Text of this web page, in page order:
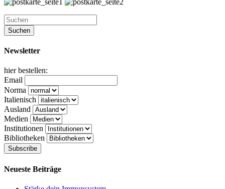
Newsletter
hier bestellen:
Email
Norma
Italienisch
Ausland
Medien
Institutionen
Bibliotheken
Neueste Beiträge